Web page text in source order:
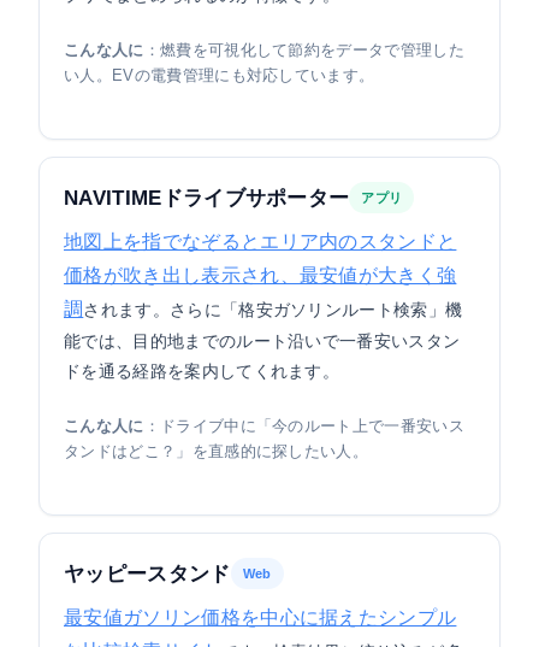
こんな人に ：燃費を可視化して節約をデータで管理した
い人。EVの電費管理にも対応しています。
NAVITIMEドライブサポーター アプリ
地図上を指でなぞるとエリア内のスタンドと
価格が吹き出し表示され、最安値が大きく強
調されます。さらに「格安ガソリンルート検索」機
能では、目的地までのルート沿いで一番安いスタン
ドを通る経路を案内してくれます。
こんな人に ：ドライブ中に「今のルート上で一番安いス
タンドはどこ？」を直感的に探したい人。
ヤッピースタンド Web
最安値ガソリン価格を中心に据えたシンプル